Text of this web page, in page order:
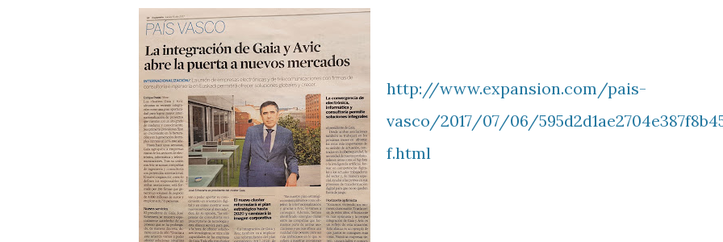
http://www.expansion.com/pais-
vasco/2017/07/06/
f.html